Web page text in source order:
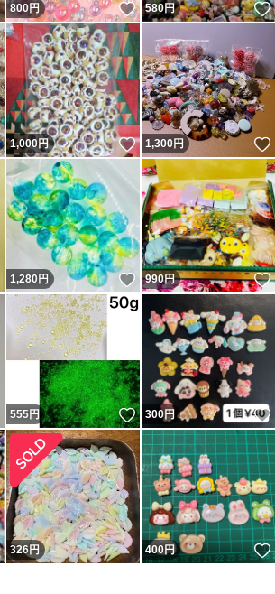
いいね！
800円 いいね！
580円
いいね！
1,000円 いいね！
1,300円
いいね！
1,280円 いいね！
990円
いいね！
555円 いいね！
300円
いいね！
326円 400円